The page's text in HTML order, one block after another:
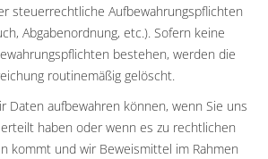
steuerrechtliche Aufbewahrungspflichten
Abgabenordnung, etc.). Sofern keine
bestehen, werden die
routinemäßig gelöscht.
Daten aufbewahren können, wenn Sie uns
haben oder wenn es zu rechtlichen
kommt und wir Beweismittel im Rahmen